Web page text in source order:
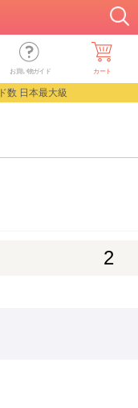
お買い物ガイド カート
数 日本最大級
2